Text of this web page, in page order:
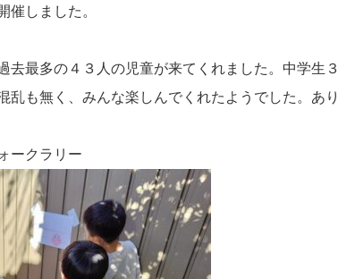
催しました。
去最多の４３人の児童が来てくれました。中学生
乱も無く、みんな楽しんでくれたようでした。あ
ークラリー